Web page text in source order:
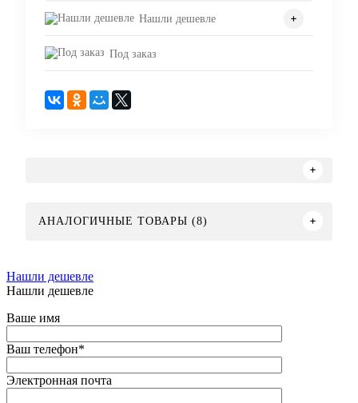
Нашли дешевле
Под заказ
АНАЛОГИЧНЫЕ ТОВАРЫ (8)
Нашли дешевле
Нашли дешевле
Ваше имя
Ваш телефон*
Электронная почта